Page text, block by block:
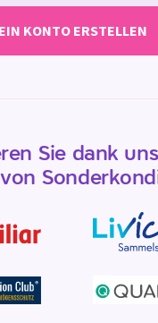
KONTO ERSTELLEN
Sie dank